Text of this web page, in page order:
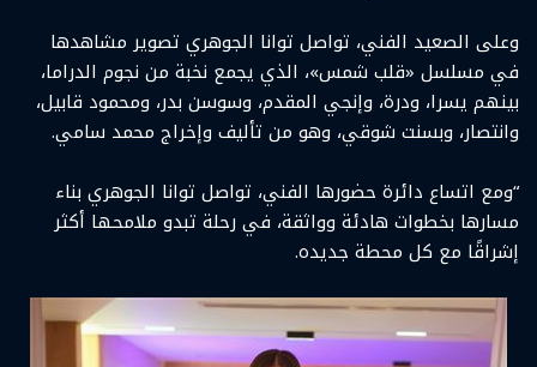
وعلى الصعيد الفني، تواصل توانا الجوهري تصوير مشاهدها
في مسلسل «قلب شمس»، الذي يجمع نخبة من نجوم الدراما،
بينهم يسرا، ودرة، وإنجي المقدم، وسوسن بدر، ومحمود قابيل،
وانتصار، وبسنت شوقي، وهو من تأليف وإخراج محمد سامي.
“ومع اتساع دائرة حضورها الفني، تواصل توانا الجوهري بناء
مسارها بخطوات هادئة وواثقة، في رحلة تبدو ملامحها أكثر
إشراقًا مع كل محطة جديده.